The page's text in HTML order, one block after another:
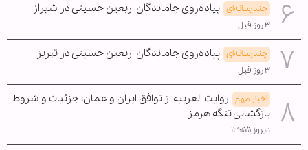
چندرسانه‌ای پیاده‌روی جاماندگان اربعین حسینی در شیراز
۳ روز قبل
چندرسانه‌ای پیاده‌روی جاماندگان اربعین حسینی در تبریز
۳ روز قبل
اخبار مهم روایت العربیه از توافق ایران و عمان؛ جزئیات و شروط
بازگشایی تنگه هرمز
دیروز ۱۳:۵۵